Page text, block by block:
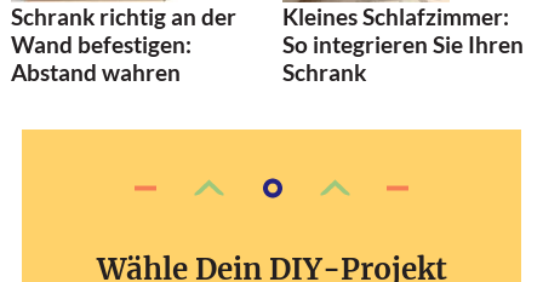
Schrank richtig an der
Wand befestigen:
Abstand wahren
Kleines Schlafzimmer:
So integrieren Sie Ihren
Schrank
Wähle Dein DIY-Projekt